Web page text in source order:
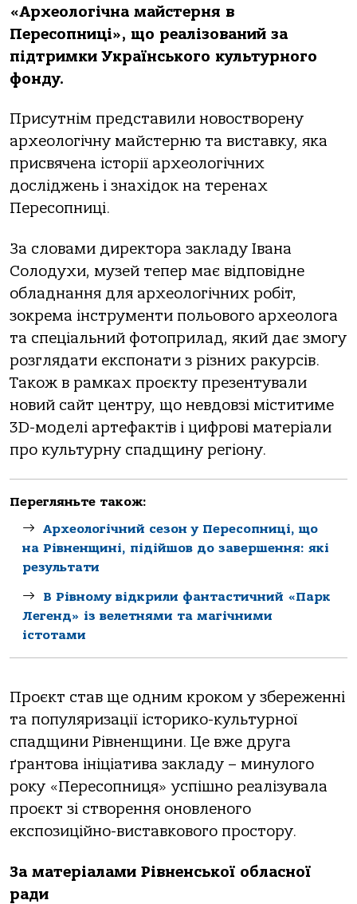
«Археологічна майстерня в
Пересопниці», що реалізований за
підтримки Українського культурного
фонду.
Присутнім представили новостворену
археологічну майстерню та виставку, яка
присвячена історії археологічних
досліджень і знахідок на теренах
Пересопниці.
За словами директора закладу Івана
Солодухи, музей тепер має відповідне
обладнання для археологічних робіт,
зокрема інструменти польового археолога
та спеціальний фотоприлад, який дає змогу
розглядати експонати з різних ракурсів.
Також в рамках проєкту презентували
новий сайт центру, що невдовзі міститиме
3D-моделі артефактів і цифрові матеріали
про культурну спадщину регіону.
Перегляньте також:
Археологічний сезон у Пересопниці, що
на Рівненщині, підійшов до завершення: які
результати
В Рівному відкрили фантастичний «Парк
Легенд» із велетнями та магічними
істотами
Проєкт став ще одним кроком у збереженні
та популяризації історико-культурної
спадщини Рівненщини. Це вже друга
ґрантова ініціатива закладу – минулого
року «Пересопниця» успішно реалізувала
проєкт зі створення оновленого
експозиційно-виставкового простору.
За матеріалами Рівненської обласної
ради